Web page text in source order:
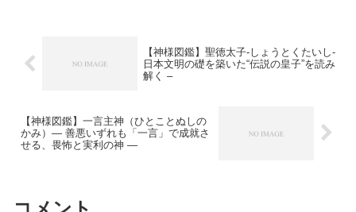
【神様図鑑】聖徳太子-しょうとくたいし-
日本文明の礎を築いた“伝説の皇子”を読み
解く –
【神様図鑑】一言主神（ひとことぬしの
かみ）― 善悪いずれも「一言」で成就さ
せる、畏怖と実利の神 ―